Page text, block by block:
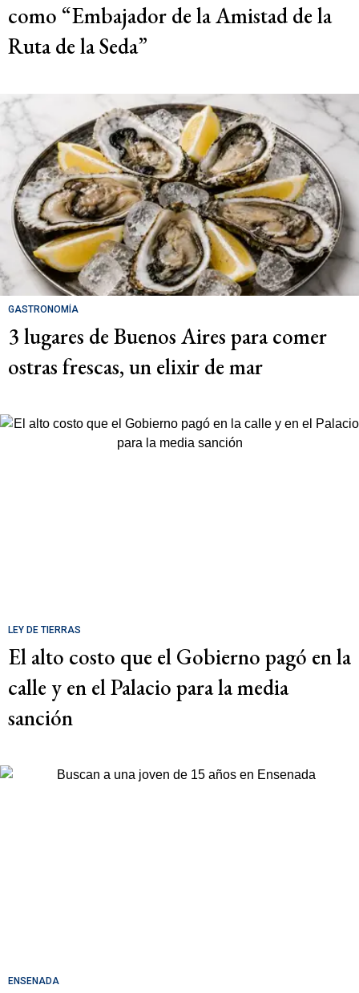
como “Embajador de la Amistad de la
Ruta de la Seda”
GASTRONOMÍA
3 lugares de Buenos Aires para comer
ostras frescas, un elixir de mar
LEY DE TIERRAS
El alto costo que el Gobierno pagó en la
calle y en el Palacio para la media
sanción
ENSENADA